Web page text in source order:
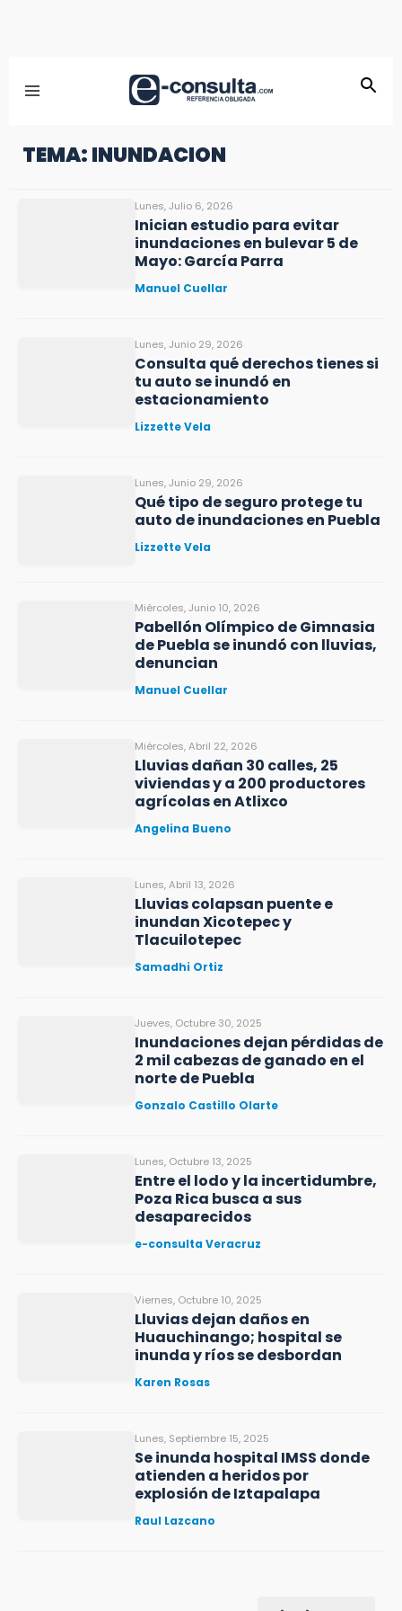
TEMA: INUNDACION
Lunes, Julio 6, 2026
Inician estudio para evitar
inundaciones en bulevar 5 de
Mayo: García Parra
Manuel Cuellar
Lunes, Junio 29, 2026
Consulta qué derechos tienes si
tu auto se inundó en
estacionamiento
Lizzette Vela
Lunes, Junio 29, 2026
Qué tipo de seguro protege tu
auto de inundaciones en Puebla
Lizzette Vela
Miércoles, Junio 10, 2026
Pabellón Olímpico de Gimnasia
de Puebla se inundó con lluvias,
denuncian
Manuel Cuellar
Miércoles, Abril 22, 2026
Lluvias dañan 30 calles, 25
viviendas y a 200 productores
agrícolas en Atlixco
Angelina Bueno
Lunes, Abril 13, 2026
Lluvias colapsan puente e
inundan Xicotepec y
Tlacuilotepec
Samadhi Ortiz
Jueves, Octubre 30, 2025
Inundaciones dejan pérdidas de
2 mil cabezas de ganado en el
norte de Puebla
Gonzalo Castillo Olarte
Lunes, Octubre 13, 2025
Entre el lodo y la incertidumbre,
Poza Rica busca a sus
desaparecidos
e-consulta Veracruz
Viernes, Octubre 10, 2025
Lluvias dejan daños en
Huauchinango; hospital se
inunda y ríos se desbordan
Karen Rosas
Lunes, Septiembre 15, 2025
Se inunda hospital IMSS donde
atienden a heridos por
explosión de Iztapalapa
Raul Lazcano